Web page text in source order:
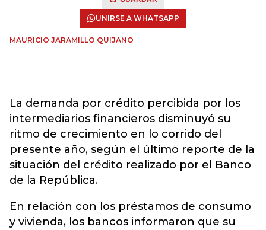
UNIRSE A WHATSAPP
MAURICIO JARAMILLO QUIJANO
La demanda por crédito percibida por los
intermediarios financieros disminuyó su
ritmo de crecimiento en lo corrido del
presente año, según el último reporte de la
situación del crédito realizado por el Banco
de la República.
En relación con los préstamos de consumo
y vivienda, los bancos informaron que su